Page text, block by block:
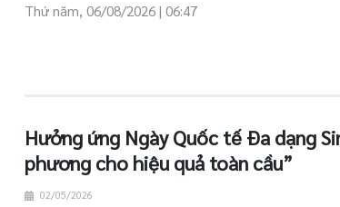
Thứ năm, 06/08/2026 | 06:47
Hưởng ứng Ngày Quốc tế Đa dạng
phương cho hiệu quả toàn cầu”
02/05/2026